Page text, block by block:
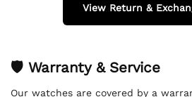
View Return &
🛡 Warranty & Service
Our watches are covered by a